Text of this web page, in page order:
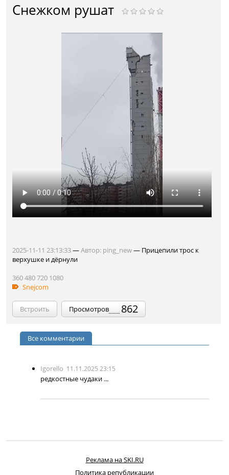
Снежком рушат
2025-11-11 23:13:33—Автор: ping_new— Прицепили трос к
верхушке и дёрнули
360480720 1080
Snejcom
Встроить Просмотров 862
Все комментарии
Igorello 11.11.2025 23:15
редкостные чудаки ...
Реклама на SKI.RU
Политика републикации